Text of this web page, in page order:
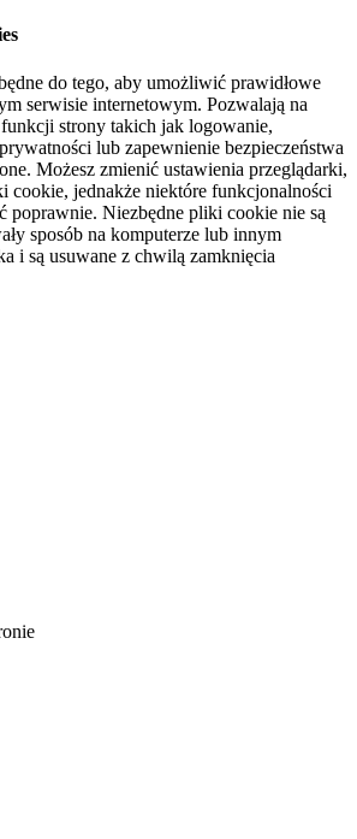
do tego, aby umożliwić prawidłowe
serwisie internetowym. Pozwalają na
funkcji strony takich jak logowanie,
lub zapewnienie bezpieczeństwa
Możesz zmienić ustawienia przeglądarki,
cookie, jednakże niektóre funkcjonalności
poprawnie. Niezbędne pliki cookie nie są
sposób na komputerze lub innym
i są usuwane z chwilą zamknięcia